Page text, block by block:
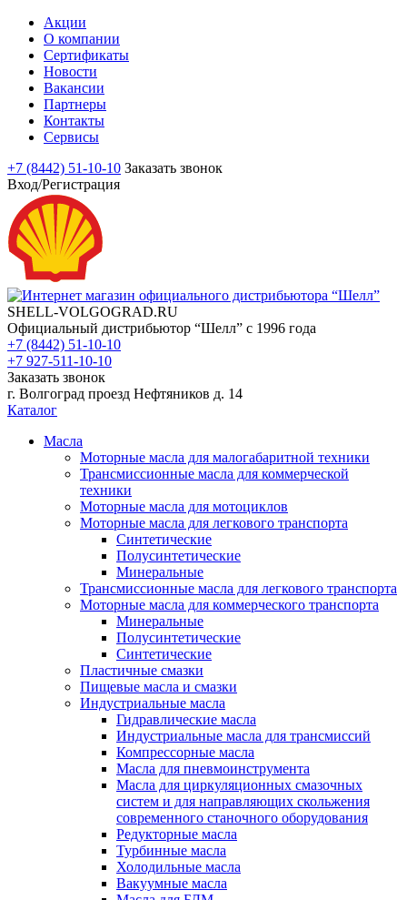
Акции
О компании
Сертификаты
Новости
Вакансии
Партнеры
Контакты
Сервисы
+7 (8442) 51-10-10 Заказать звонок
Вход/Регистрация
SHELL-VOLGOGRAD.RU
Официальный дистрибьютор “Шелл” с 1996 года
+7 (8442) 51-10-10
+7 927-511-10-10
Заказать звонок
г. Волгоград проезд Нефтяников д. 14
Каталог
Масла
Моторные масла для малогабаритной техники
Трансмиссионные масла для коммерческой
техники
Моторные масла для мотоциклов
Моторные масла для легкового транспорта
Синтетические
Полусинтетические
Минеральные
Трансмиссионные масла для легкового транспорта
Моторные масла для коммерческого транспорта
Минеральные
Полусинтетические
Синтетические
Пластичные смазки
Пищевые масла и смазки
Индустриальные масла
Гидравлические масла
Индустриальные масла для трансмиссий
Компрессорные масла
Масла для пневмоинструмента
Масла для циркуляционных смазочных
систем и для направляющих скольжения
современного станочного оборудования
Редукторные масла
Турбинные масла
Холодильные масла
Вакуумные масла